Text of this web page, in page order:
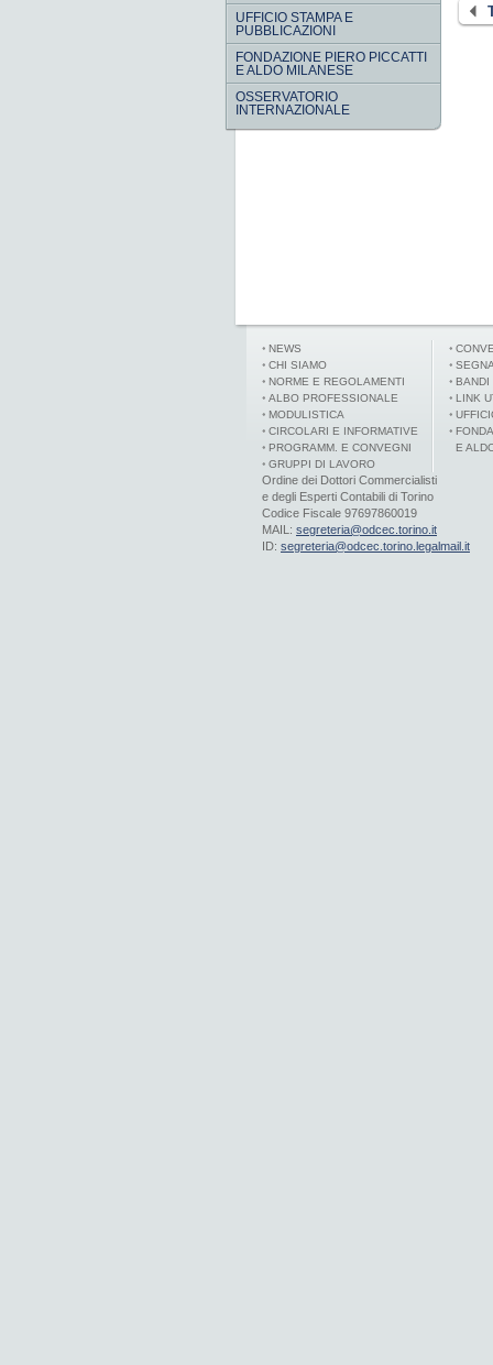
UFFICIO STAMPA E
PUBBLICAZIONI
FONDAZIONE PIERO PICCATTI
E ALDO MILANESE
OSSERVATORIO
INTERNAZIONALE
NEWS
CHI SIAMO
NORME E REGOLAMENTI
ALBO PROFESSIONALE
MODULISTICA
CIRCOLARI E INFORMATIVE
PROGRAMM. E CONVEGNI
GRUPPI DI LAVORO
BANDI
LINK
E
Ordine dei Dottori Commercialisti
e degli Esperti Contabili di Torino
Codice Fiscale 97697860019
MAIL: segreteria@odcec.torino.it
ID: segreteria@odcec.torino.legalmail.it